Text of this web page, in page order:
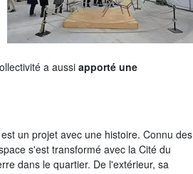
a aussi apporté une
un projet avec une histoire. Connu des
s'est transformé avec la Cité du
dans le quartier. De l'extérieur, sa